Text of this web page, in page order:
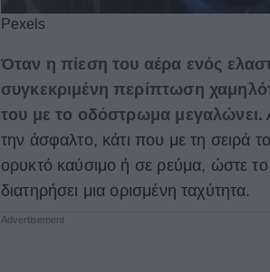
Pexels
Όταν η πίεση του αέρα ενός
συγκεκριμένη περίπτωση
του με το οδόστρωμα μεγαλώνει.
την άσφαλτο, κάτι που με τη σειρά
ορυκτό καύσιμο ή σε ρεύμα, ώστε
διατηρήσει μια ορισμένη ταχύτητα.